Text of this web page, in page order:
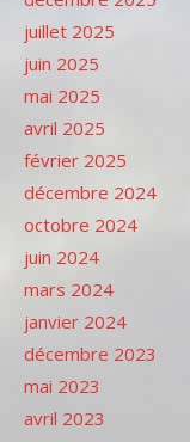
juillet 2025
juin 2025
mai 2025
avril 2025
février 2025
décembre 2024
octobre 2024
juin 2024
mars 2024
janvier 2024
décembre 2023
mai 2023
avril 2023